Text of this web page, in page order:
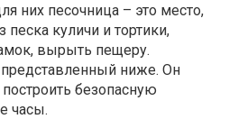
них песочница – это место,
куличи и тортики,
вырыть пещеру.
ниже. Он
безопасную
часы.